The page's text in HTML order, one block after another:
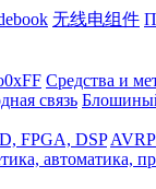
无线电组件
0xFF Средства и
связь
FPGA, DSP AVR
автоматика,